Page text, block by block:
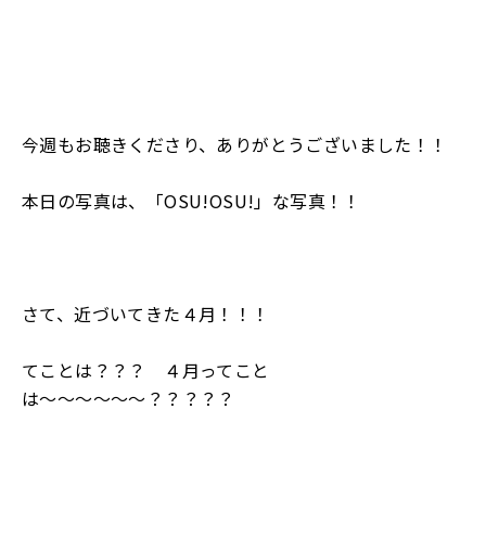
今週もお聴きくださり、ありがとうございました！！
本日の写真は、「OSU!OSU!」な写真！！
さて、近づいてきた４月！！！
てことは？？？ ４月ってこと
は〜〜〜〜〜〜？？？？？